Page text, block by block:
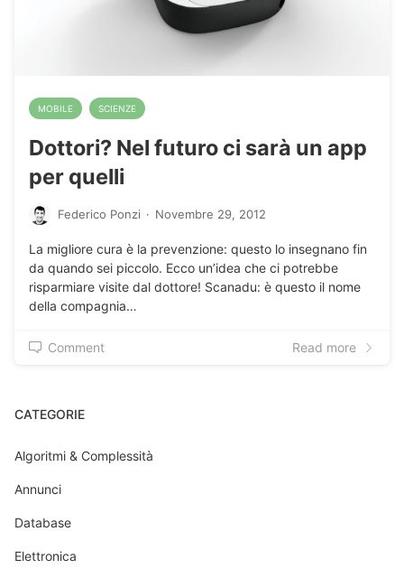
MOBILE SCIENZE
Dottori? Nel futuro ci sarà un app
per quelli
Federico Ponzi · Novembre 29, 2012
La migliore cura è la prevenzione: questo lo insegnano fin
da quando sei piccolo. Ecco un’idea che ci potrebbe
risparmiare visite dal dottore! Scanadu: è questo il nome
della compagnia…
Comment Read more
CATEGORIE
Algoritmi & Complessità
Annunci
Database
Elettronica